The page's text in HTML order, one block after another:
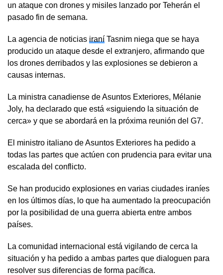
un ataque con drones y misiles lanzado por Teherán el
pasado fin de semana.
La agencia de noticias iraní Tasnim niega que se haya
producido un ataque desde el extranjero, afirmando que
los drones derribados y las explosiones se debieron a
causas internas.
La ministra canadiense de Asuntos Exteriores, Mélanie
Joly, ha declarado que está «siguiendo la situación de
cerca» y que se abordará en la próxima reunión del G7.
El ministro italiano de Asuntos Exteriores ha pedido a
todas las partes que actúen con prudencia para evitar una
escalada del conflicto.
Se han producido explosiones en varias ciudades iraníes
en los últimos días, lo que ha aumentado la preocupación
por la posibilidad de una guerra abierta entre ambos
países.
La comunidad internacional está vigilando de cerca la
situación y ha pedido a ambas partes que dialoguen para
resolver sus diferencias de forma pacífica.